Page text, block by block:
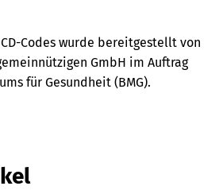
Codes wurde bereitgestellt von
GmbH im Auftrag
für Gesundheit (BMG).